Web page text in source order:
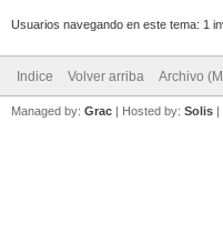
Usuarios navegando en este tema: 1
Indice Volver arriba Archivo
Managed by: Grac | Hosted by: Solis |